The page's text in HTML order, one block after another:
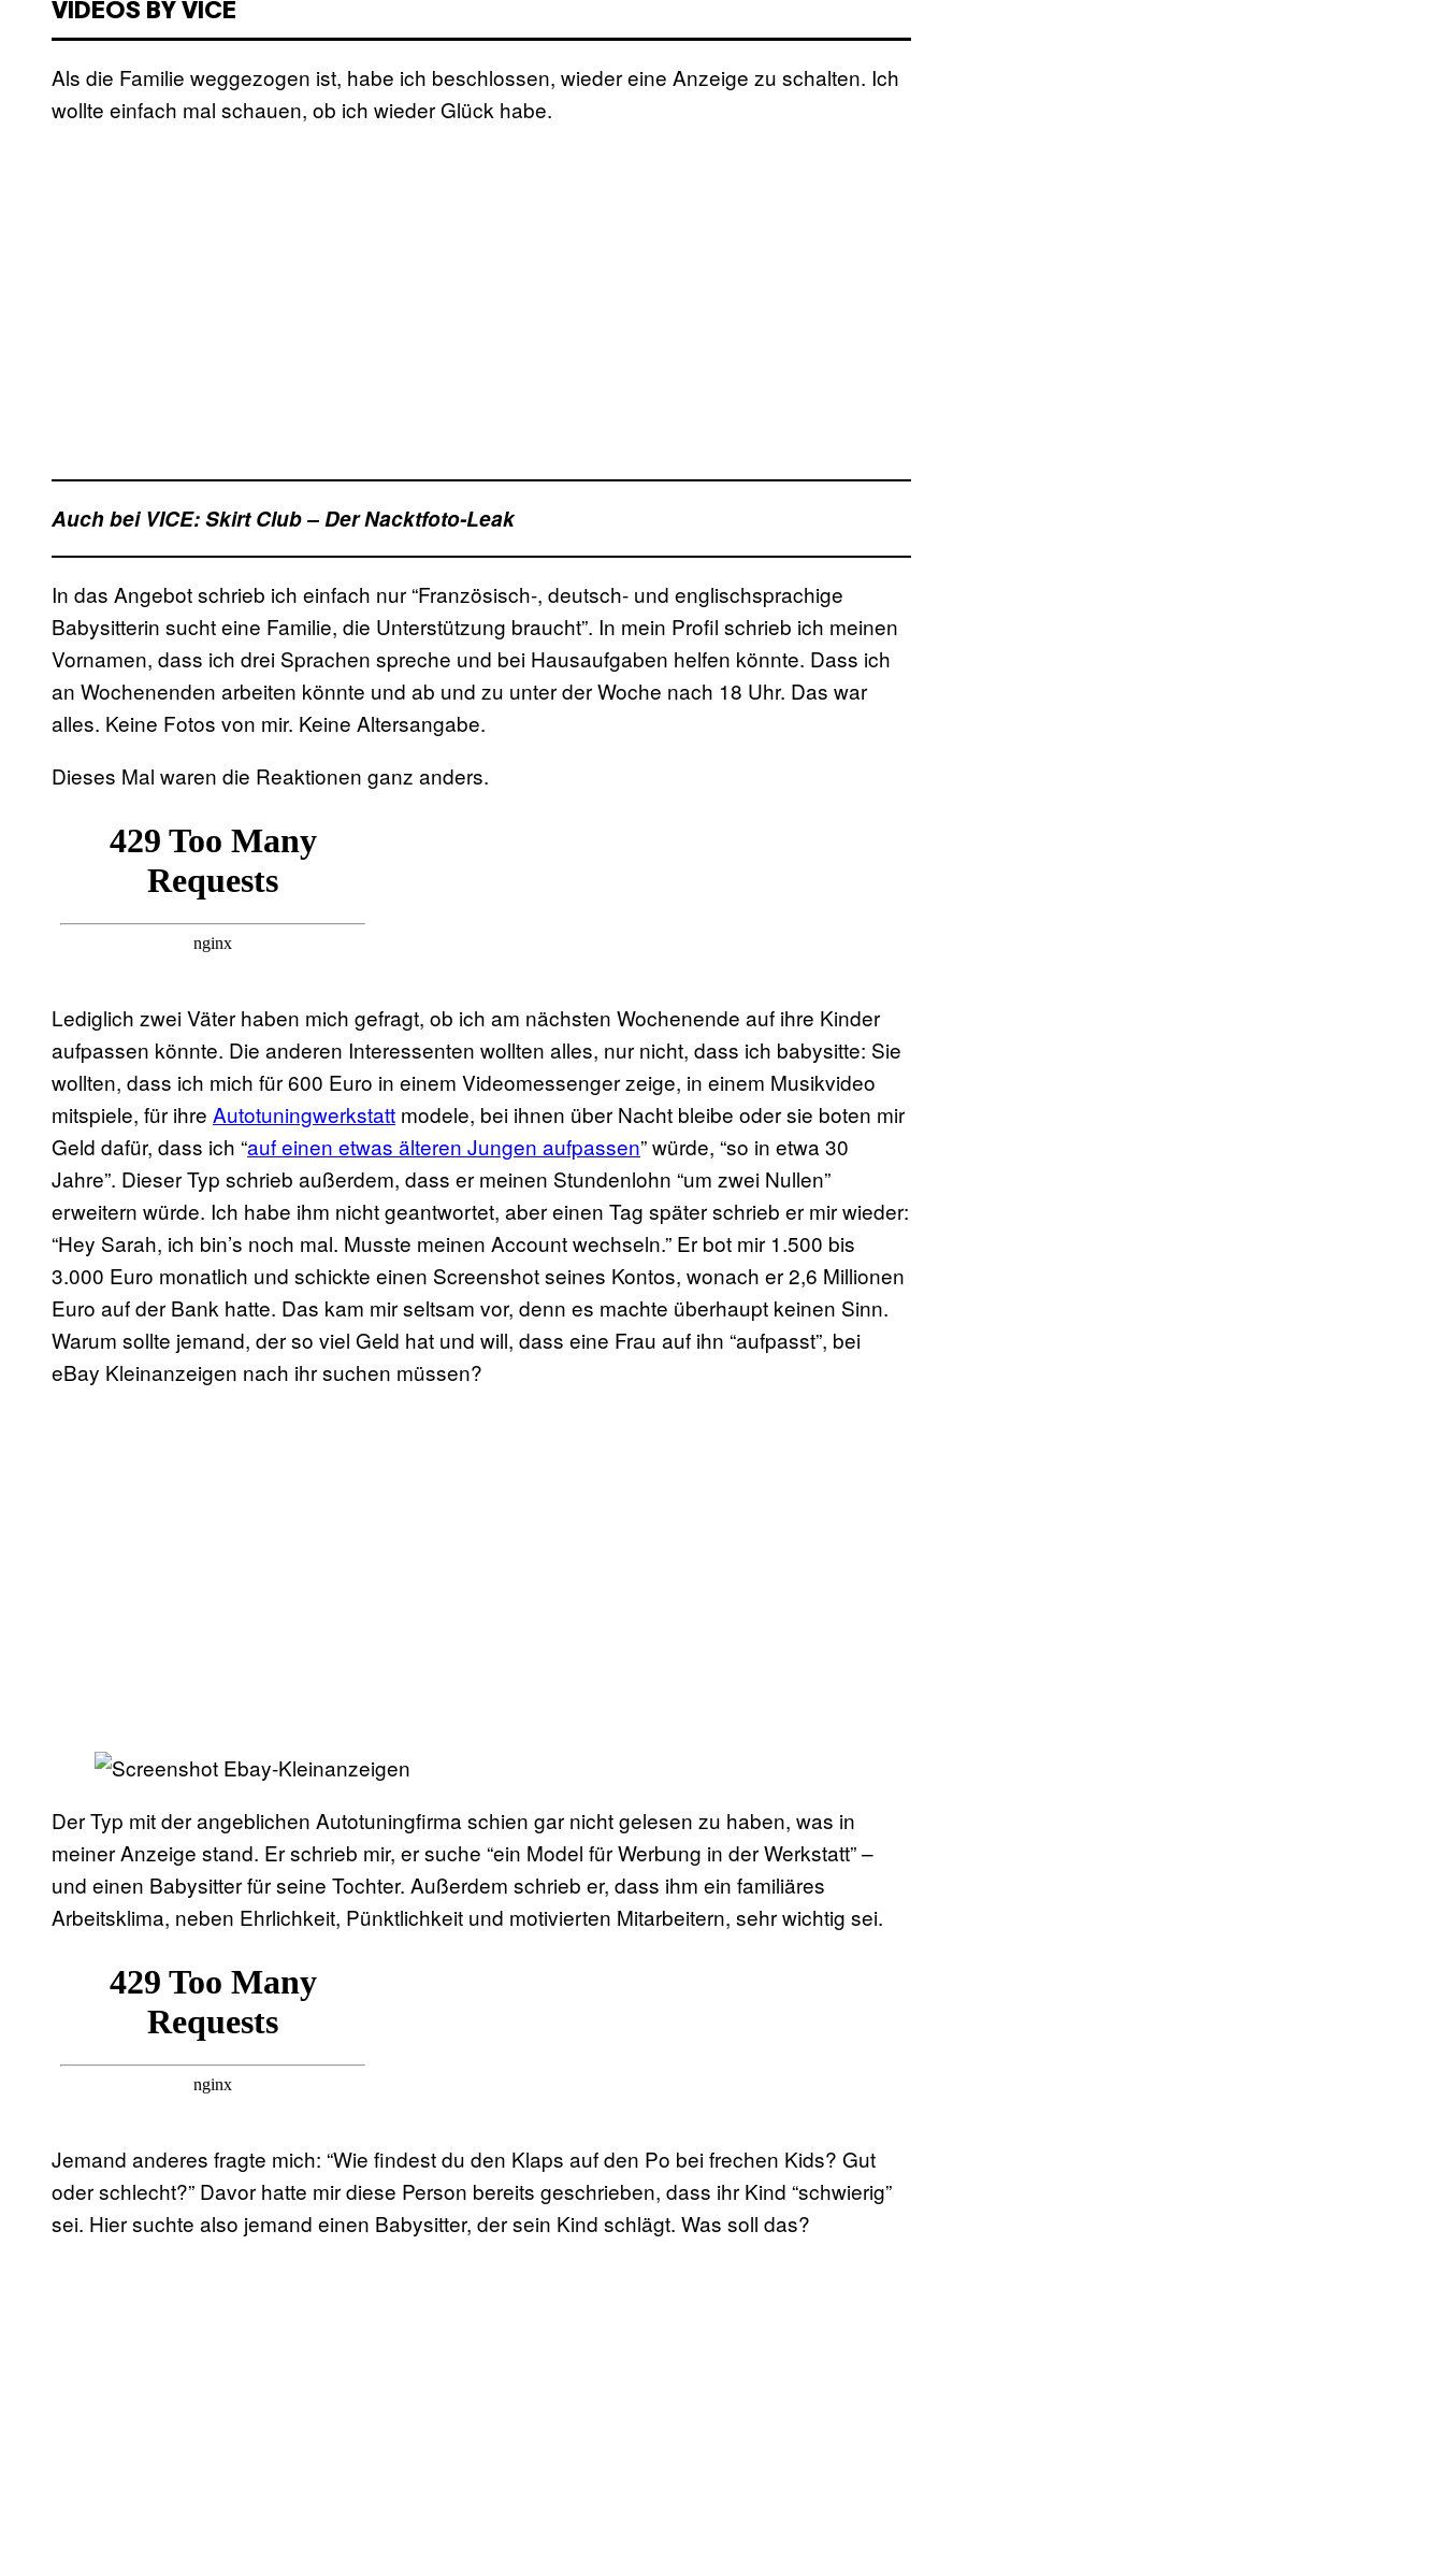
VIDEOS BY VICE
Als die Familie weggezogen ist, habe ich beschlossen, wieder eine Anzeige zu schalten. Ich
wollte einfach mal schauen, ob ich wieder Glück habe.
Auch bei VICE: Skirt Club – Der Nacktfoto-Leak
In das Angebot schrieb ich einfach nur “Französisch-, deutsch- und englischsprachige
Babysitterin sucht eine Familie, die Unterstützung braucht”. In mein Profil schrieb ich meinen
Vornamen, dass ich drei Sprachen spreche und bei Hausaufgaben helfen könnte. Dass ich
an Wochenenden arbeiten könnte und ab und zu unter der Woche nach 18 Uhr. Das war
alles. Keine Fotos von mir. Keine Altersangabe.
Dieses Mal waren die Reaktionen ganz anders.
Lediglich zwei Väter haben mich gefragt, ob ich am nächsten Wochenende auf ihre Kinder
aufpassen könnte. Die anderen Interessenten wollten alles, nur nicht, dass ich babysitte: Sie
wollten, dass ich mich für 600 Euro in einem Videomessenger zeige, in einem Musikvideo
mitspiele, für ihre Autotuningwerkstatt modele, bei ihnen über Nacht bleibe oder sie boten mir
Geld dafür, dass ich “auf einen etwas älteren Jungen aufpassen” würde, “so in etwa 30
Jahre”. Dieser Typ schrieb außerdem, dass er meinen Stundenlohn “um zwei Nullen”
erweitern würde. Ich habe ihm nicht geantwortet, aber einen Tag später schrieb er mir wieder:
“Hey Sarah, ich bin’s noch mal. Musste meinen Account wechseln.” Er bot mir 1.500 bis
3.000 Euro monatlich und schickte einen Screenshot seines Kontos, wonach er 2,6 Millionen
Euro auf der Bank hatte. Das kam mir seltsam vor, denn es machte überhaupt keinen Sinn.
Warum sollte jemand, der so viel Geld hat und will, dass eine Frau auf ihn “aufpasst”, bei
eBay Kleinanzeigen nach ihr suchen müssen?
Der Typ mit der angeblichen Autotuningfirma schien gar nicht gelesen zu haben, was in
meiner Anzeige stand. Er schrieb mir, er suche “ein Model für Werbung in der Werkstatt” –
und einen Babysitter für seine Tochter. Außerdem schrieb er, dass ihm ein familiäres
Arbeitsklima, neben Ehrlichkeit, Pünktlichkeit und motivierten Mitarbeitern, sehr wichtig sei.
Jemand anderes fragte mich: “Wie findest du den Klaps auf den Po bei frechen Kids? Gut
oder schlecht?” Davor hatte mir diese Person bereits geschrieben, dass ihr Kind “schwierig”
sei. Hier suchte also jemand einen Babysitter, der sein Kind schlägt. Was soll das?